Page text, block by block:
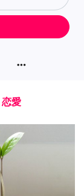
more_horiz
恋愛